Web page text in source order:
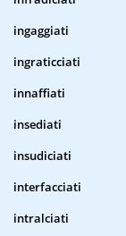
ingaggiati
ingraticciati
innaffiati
insediati
insudiciati
interfacciati
intralciati